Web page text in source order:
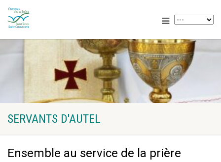
SERVANTS D'AUTEL
Ensemble au service de la prière